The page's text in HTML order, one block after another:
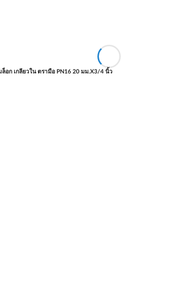
ล็อก เกลียวใน ตรามือ PN16 20 มม.X3/4 นิ้ว